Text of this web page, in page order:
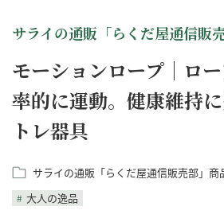
サライの通販「らくだ屋通信販
モーションロープ｜ロ
率的に運動。健康維持
トレ器具
サライの通販「らくだ屋通信販売部」商
大人の逸品